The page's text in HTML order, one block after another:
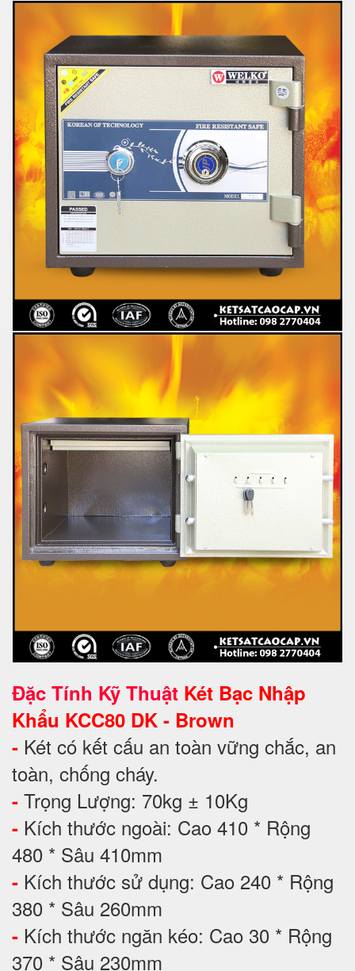
Đặc Tính Kỹ Thuật Két Bạc Nhập
Khẩu KCC80 DK - Brown
- Két có kết cấu an toàn vững chắc, an
toàn, chống cháy.
- Trọng Lượng: 70kg ± 10Kg
- Kích thước ngoài: Cao 410 * Rộng
480 * Sâu 410mm
- Kích thước sử dụng: Cao 240 * Rộng
380 * Sâu 260mm
- Kích thước ngăn kéo: Cao 30 * Rộng
370 * Sâu 230mm